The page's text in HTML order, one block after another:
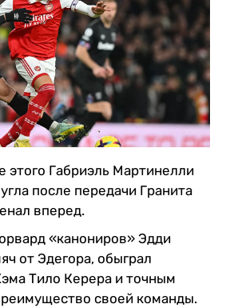
этого Габриэль Мартинелли
после передачи Гранита
вперед.
«канониров» Эдди
от Эдегора, обыграл
Тило Керера и точным
своей команды.